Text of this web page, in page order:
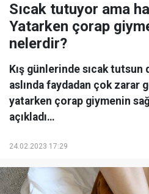
Sıcak tutuyor ama
Yatarken çorap
nelerdir?
Kış günlerinde sıcak
aslında faydadan çok zarar
yatarken çorap giymenin
açıkladı…
24.02.2023 17:29